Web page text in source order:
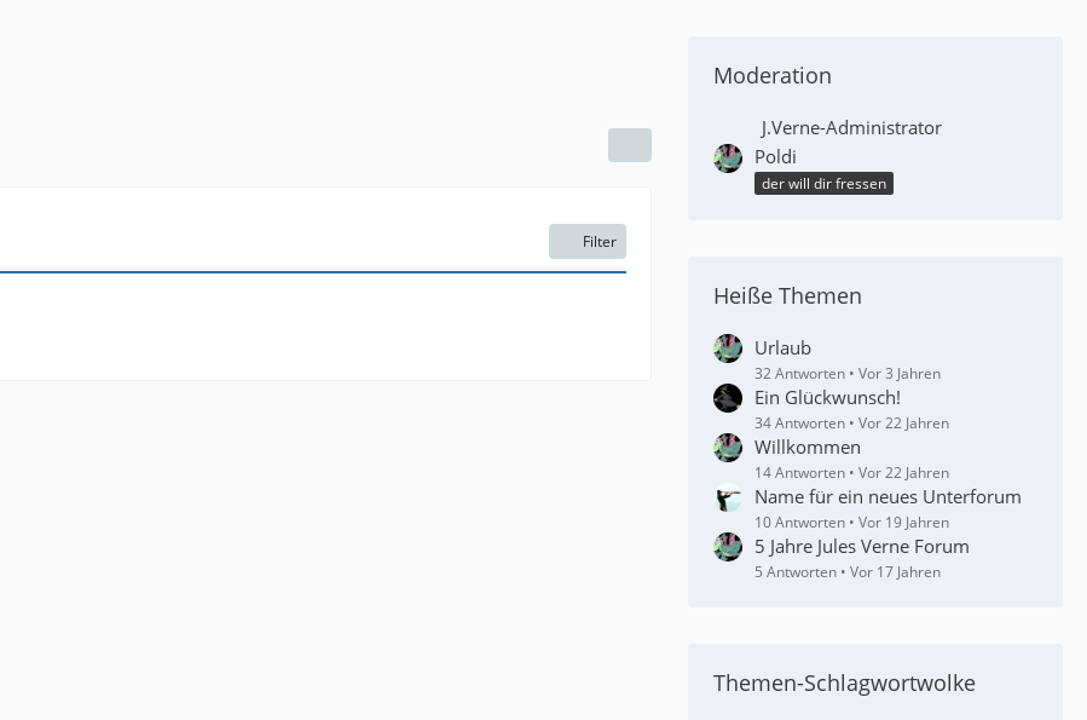
Filter
Moderation
J.Verne-Administrator
Poldi
der will dir fressen
Heiße Themen
Urlaub
32 Antworten Vor 3 Jahren
Ein Glückwunsch!
34 Antworten Vor 22 Jahren
Willkommen
14 Antworten Vor 22 Jahren
Name für ein neues Unterforum
10 Antworten Vor 19 Jahren
5 Jahre Jules Verne Forum
5 Antworten Vor 17 Jahren
Themen-Schlagwortwolke